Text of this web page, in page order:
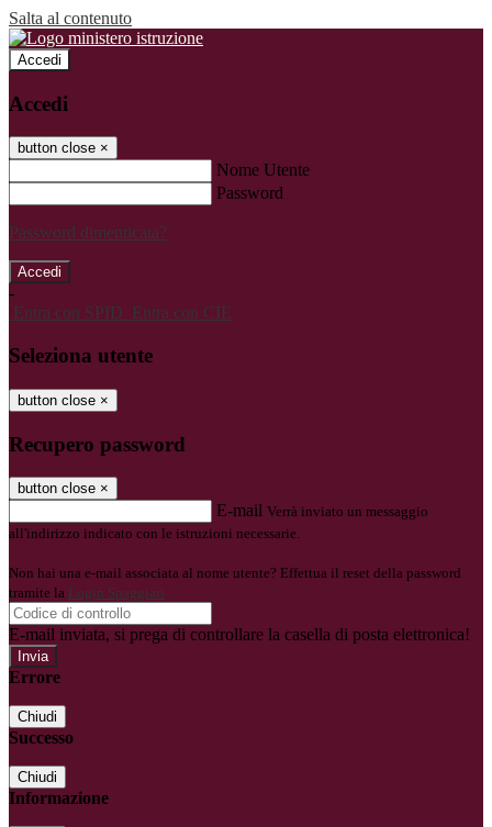
Salta al contenuto
Accedi
Accedi
button close ×
Nome Utente
Password
Password dimenticata?
-
Entra con SPID Entra con CIE
Seleziona utente
button close ×
Recupero password
button close ×
E-mail Verrà inviato un messaggio
all'indirizzo indicato con le istruzioni necessarie.
Non hai una e-mail associata al nome utente? Effettua il reset della password
tramite la Login Spaggiari
E-mail inviata, si prega di controllare la casella di posta elettronica!
Errore
Chiudi
Successo
Chiudi
Informazione